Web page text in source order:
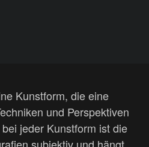
Kunstform, die eine
und Perspektiven
jeder Kunstform ist die